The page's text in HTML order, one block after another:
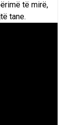
të mirë,
tane.